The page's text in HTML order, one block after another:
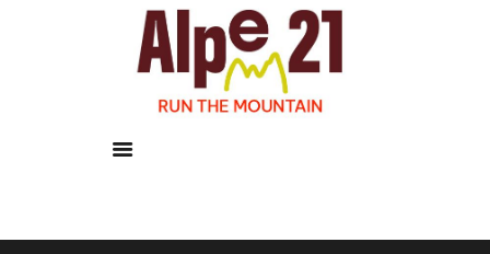
Résultats
Galerie
Infos pratiques